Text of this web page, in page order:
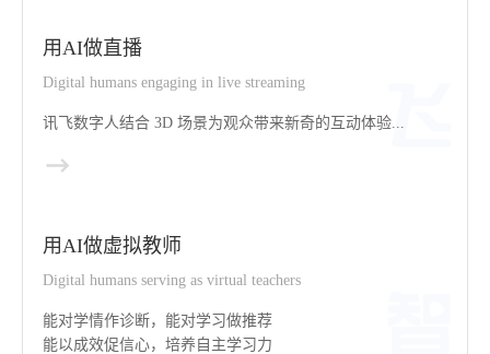
用AI做直播
Digital humans engaging in live streaming
讯飞数字人结合 3D 场景为观众带来新奇的互动体验...
用AI做虚拟教师
Digital humans serving as virtual teachers
能对学情作诊断，能对学习做推荐
能以成效促信心，培养自主学习力